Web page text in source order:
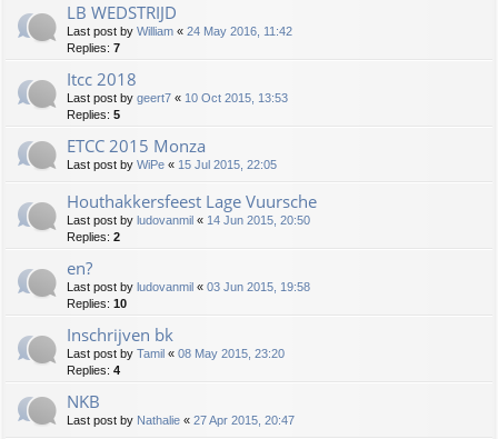
LB WEDSTRIJD
Last post by William « 24 May 2016, 11:42
Replies: 7
Itcc 2018
Last post by geert7 « 10 Oct 2015, 13:53
Replies: 5
ETCC 2015 Monza
Last post by WiPe « 15 Jul 2015, 22:05
Houthakkersfeest Lage Vuursche
Last post by ludovanmil « 14 Jun 2015, 20:50
Replies: 2
en?
Last post by ludovanmil « 03 Jun 2015, 19:58
Replies: 10
Inschrijven bk
Last post by Tamil « 08 May 2015, 23:20
Replies: 4
NKB
Last post by Nathalie « 27 Apr 2015, 20:47